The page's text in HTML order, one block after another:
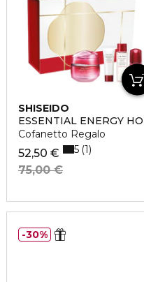
SHISEIDO
ESSENTIAL ENERGY
Cofanetto Regalo
52,50 €
75,00 €
5 1
30%